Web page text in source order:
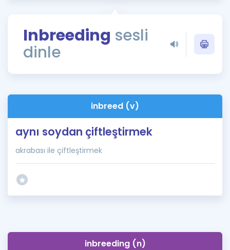
Rehberlik Aracı
ÖSYM Sınav Takvimi
İngilizce Gramer
Inbreeding sesli
dinle
inbreed (v)
aynı soydan çiftleştirmek
akrabası ile çiftleştirmek
inbreeding (n)